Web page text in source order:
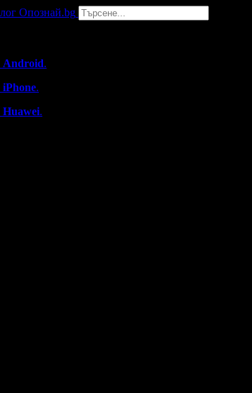
Опознай.bg
Android.
iPhone.
Huawei.